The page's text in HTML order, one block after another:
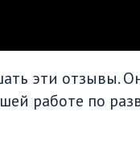
эти отзывы.
работе по